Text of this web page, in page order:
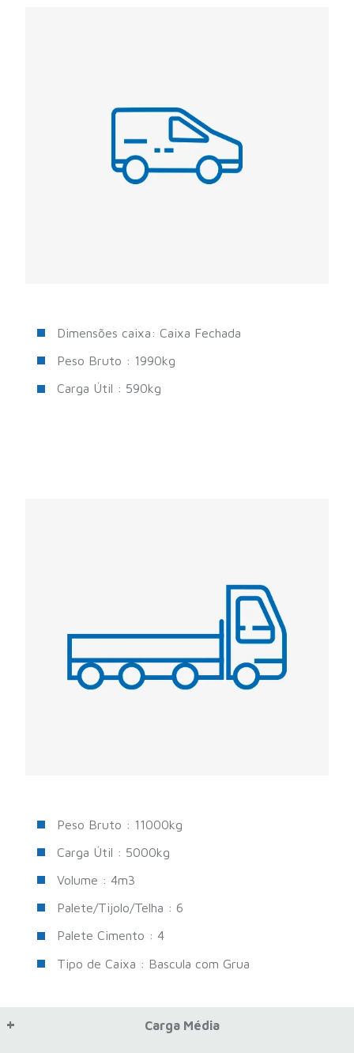
Dimensões caixa: Caixa Fechada
Peso Bruto : 1990kg
Carga Útil : 590kg
Peso Bruto : 11000kg
Carga Útil : 5000kg
Volume : 4m3
Palete/Tijolo/Telha : 6
Palete Cimento : 4
Tipo de Caixa : Bascula com Grua
Carga Média